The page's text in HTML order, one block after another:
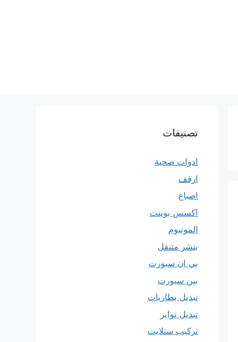
تصنيفات
ادوات صحية
ارفف
اصباغ
اكسس بوينت
المونيوم
بنشر متنقل
بي ان سبورت
بين سبورت
تبديل بطاريات
تبديل تواير
تركيب ستلايت